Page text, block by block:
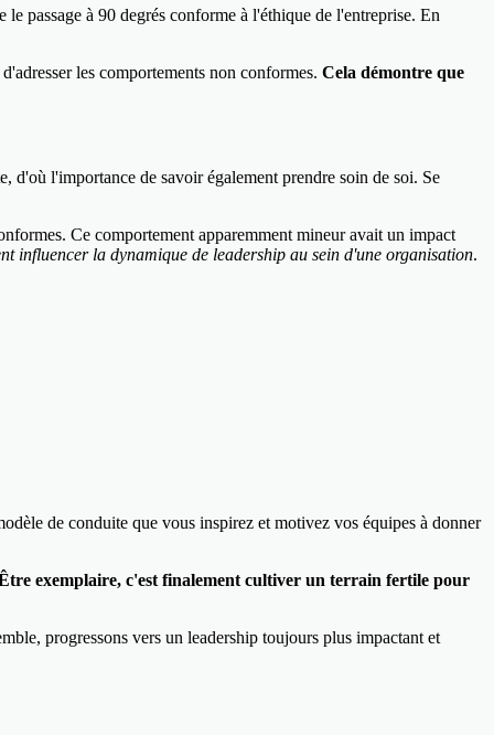
passage à 90 degrés conforme à l'éthique de l'entreprise. En
les comportements non conformes. Cela démontre que
d'où l'importance de savoir également prendre soin de soi. Se
Ce comportement apparemment mineur avait un impact
influencer la dynamique de leadership au sein d'une organisation.
de conduite que vous inspirez et motivez vos équipes à donner
exemplaire, c'est finalement cultiver un terrain fertile pour
progressons vers un leadership toujours plus impactant et